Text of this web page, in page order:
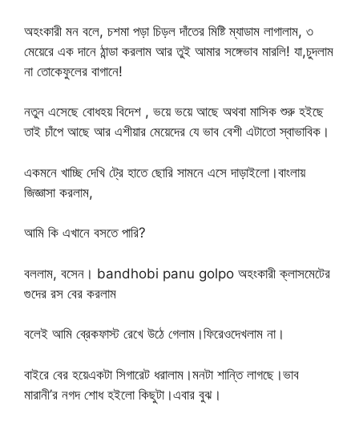
অহংকারী মন বলে, চশমা পড়া চিড়ল দাঁতের মিষ্টি ম্যাডাম লাগালাম, ৩
মেয়েরে এক দানে ঠান্ডা করলাম আর তুই আমার সঙ্গেভাব মারলি! যা,চুদলাম
না তোকেফুলের বাগানে!
নতুন এসেছে বোধহয় বিদেশ , ভয়ে ভয়ে আছে অথবা মাসিক শুরু হইছে
তাই চাঁপে আছে আর এশীয়ার মেয়েদের যে ভাব বেশী এটাতো স্বাভাবিক।
একমনে খাচ্ছি দেখি ট্রে হাতে ছোরি সামনে এসে দাড়াইলো।বাংলায়
জিজ্ঞাসা করলাম,
আমি কি এখানে বসতে পারি?
বললাম, বসেন। bandhobi panu golpo অহংকারী ক্লাসমেটের
গুদের রস বের করলাম
বলেই আমি ব্রেকফাস্ট রেখে উঠে গেলাম।ফিরেওদেখলাম না।
বাইরে বের হয়েএকটা সিগারেট ধরালাম।মনটা শান্তি লাগছে।ভাব
মারানী’র নগদ শোধ হইলো কিছুটা।এবার বুঝ।